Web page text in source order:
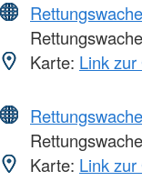
Rettungswache
Karte: Link
Rettungswache
Karte: Link